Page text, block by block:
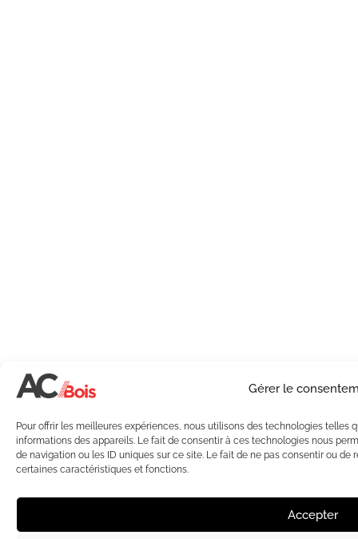
Gérer le
Pour offrir les meilleures expériences, nous utilisons des technologies
informations des appareils. Le fait de consentir à ces technologies nous
de navigation ou les ID uniques sur ce site. Le fait de ne pas consentir ou
certaines caractéristiques et fonctions.
Accepter